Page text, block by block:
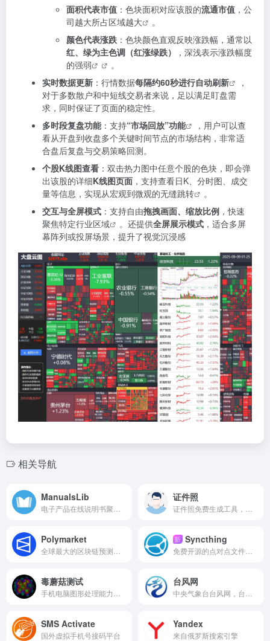
面积代表市值 ：色块面积对应该股的流通市值 ，公
司越大所占区域越大
。
颜色代表涨跌 ：色块颜色直观反映涨跌幅，通常以
红、绿为主色调（红涨绿跌）
，深浅表示涨跌幅度
的强弱
。
实时数据更新 ：行情数据每隔约60秒进行自动刷新
，
对于多数散户和中短线交易者来说，足以满足盯盘需
求，同时保证了页面的稳定性。
多时段复盘功能：支持“市场回放”功能
，用户可以查
看从开盘到收盘多个关键时间节点的市场结构，非常适
合盘后复盘与交易策略回测。
个股K线图查看 ：双击热力图中任意个股的色块，即会弹
出该股的详细K线图页面 ，支持查看日K、分时图、成交
量等信息，实现从宏观到微观的无缝跳转
。
交互与全屏模式 ：支持自由拖拽画面、缩放比例 ，快速
聚焦特定行业区域
。还提供全屏展示模式 ，适合多屏
幕阵列或投屏场景，提升了视觉沉浸感
相关导航
ManualsLib 证件照
Polymarket 新 Syncthing
毒蘑菇测试 台风网
SMS Activate
国外虚拟手机号接码平台
Yandex
来自俄罗斯搜索引擎